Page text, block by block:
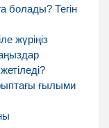
болады? Тегін
жүріңіз
ғылыми